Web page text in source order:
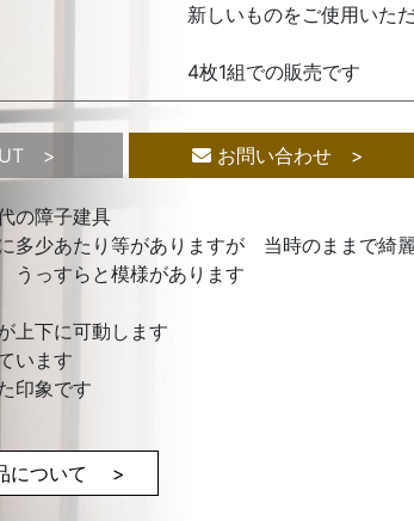
新しいものをご使用いた
4枚1組での販売です
> お問い合わせ >
の障子建具
多少あたり等がありますが 当時のままで綺
っすらと模様があります
上下に可動します
います
印象です
について >